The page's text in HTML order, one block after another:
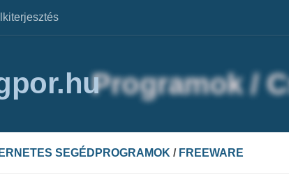
SEGÉDPROGRAMOK / FREEWARE